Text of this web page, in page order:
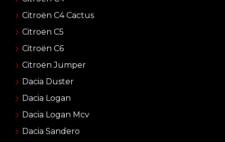
Citroën C4 Cactus
Citroën C5
Citroën C6
Citroën Jumper
Dacia Duster
Dacia Logan
Dacia Logan Mcv
Dacia Sandero